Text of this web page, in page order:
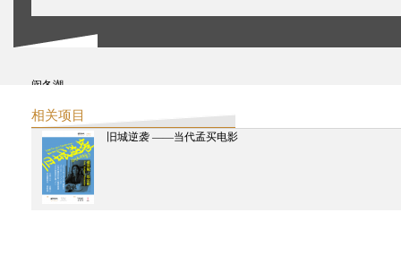
闵冬潮
穆克吉，考希科
马宗妲，兰贾妮
牟森
马哈拉吉，萨拉
孟钟捷
相关项目
旧城逆袭 ——当代孟买电影